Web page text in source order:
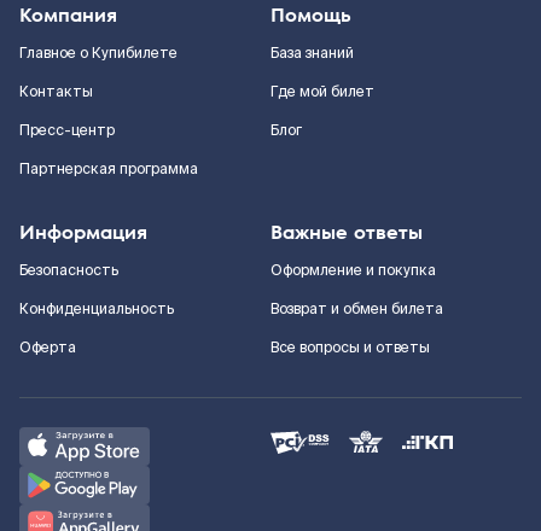
Компания
Главное о Купибилете
Контакты
Пресс-центр
Партнерская программа
Помощь
База знаний
Где мой билет
Блог
Информация
Безопасность
Конфиденциальность
Оферта
Важные ответы
Оформление и покупка
Возврат и обмен билета
Все вопросы и ответы